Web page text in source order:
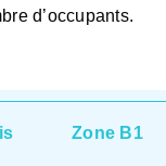
d’occupants.
Zone B1